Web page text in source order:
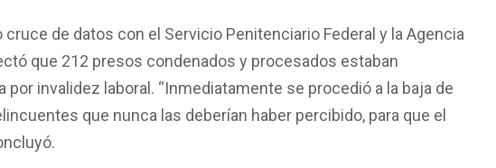
de datos con el Servicio Penitenciario Federal y la Agencia
que 212 presos condenados y procesados estaban
invalidez laboral. “Inmediatamente se procedió a la baja de
que nunca las deberían haber percibido, para que el